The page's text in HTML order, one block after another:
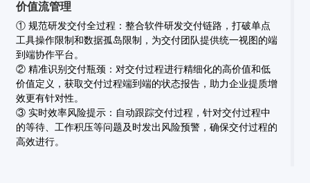
价值流管理
① 规范研发交付全过程：整合软件研发交付链路，打破单点
工具操作限制和数据孤岛限制，为交付团队提供统一视图的端
到端协作平台。
② 精准识别交付瓶颈：对交付过程进行精细化的高价值和低
价值定义，获取交付过程端到端的状态报告，助力企业提质增
效更有针对性。
③ 实时效率风险提示：自动跟踪交付过程，针对交付过程中
的等待、工作积压等问题及时发出风险预警，确保交付过程的
高效进行。